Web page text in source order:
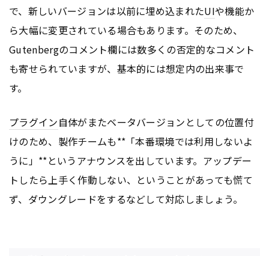
で、新しいバージョンは以前に埋め込まれたUIや機能か
ら大幅に変更されている場合もあります。そのため、
Gutenbergのコメント欄には数多くの否定的なコメント
も寄せられていますが、基本的には想定内の出来事で
す。
プラグイン自体がまたベータバージョンとしての位置付
けのため、製作チームも**「本番環境では利用しないよ
うに」**というアナウンスを出しています。アップデー
トしたら上手く作動しない、ということがあっても慌て
ず、ダウングレードをするなどして対応しましょう。